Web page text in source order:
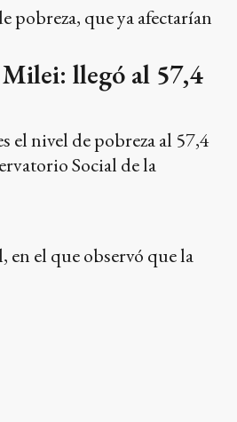
pobreza, que ya afectarían
Milei: llegó al 57,4
el nivel de pobreza al 57,4
Social de la
el que observó que la